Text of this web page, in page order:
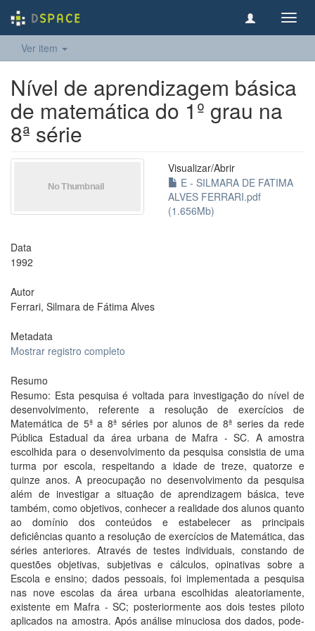
Ver item
Nível de aprendizagem básica
de matemática do 1º grau na
8ª série
Visualizar/Abrir
E - SILMARA DE FATIMA
ALVES FERRARI.pdf
(1.656Mb)
Data
1992
Autor
Ferrari, Silmara de Fátima Alves
Metadata
Mostrar registro completo
Resumo
Resumo: Esta pesquisa é voltada para investigação do nível de
desenvolvimento, referente a resolução de exercícios de
Matemática de 5ª a 8ª séries por alunos de 8ª series da rede
Pública Estadual da área urbana de Mafra - SC. A amostra
escolhida para o desenvolvimento da pesquisa consistia de uma
turma por escola, respeitando a idade de treze, quatorze e
quinze anos. A preocupação no desenvolvimento da pesquisa
além de investigar a situação de aprendizagem básica, teve
também, como objetivos, conhecer a realidade dos alunos quanto
ao domínio dos conteúdos e estabelecer as principais
deficiências quanto a resolução de exercícios de Matemática, das
séries anteriores. Através de testes individuais, constando de
questões objetivas, subjetivas e cálculos, opinativas sobre a
Escola e ensino; dados pessoais, foi implementada a pesquisa
nas nove escolas da área urbana escolhidas aleatoriamente,
existente em Mafra - SC; posteriormente aos dois testes piloto
aplicados na amostra. Após análise minuciosa dos dados, pode-